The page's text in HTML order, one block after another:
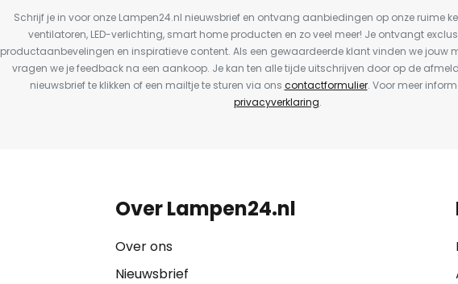
Schrijf je in voor onze Lampen24.nl nieuwsbrief en ontvang aanbiedingen op onze ruime
ventilatoren, LED-verlichting, smart home producten en zo veel meer! Je ontvangt
productaanbevelingen en inspiratieve content. Als een gewaardeerde klant vinden we jouw
vragen we je feedback na een aankoop. Je kan ten alle tijde uitschrijven door op de
nieuwsbrief te klikken of een mailtje te sturen via ons contactformulier. Voor meer
privacyverklaring.
Over Lampen24.nl
Over ons
Nieuwsbrief